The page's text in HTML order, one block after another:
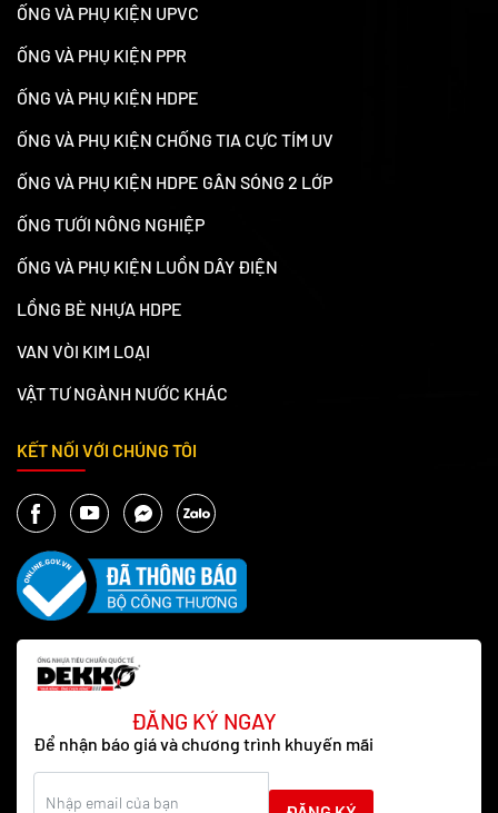
ỐNG VÀ PHỤ KIỆN UPVC
ỐNG VÀ PHỤ KIỆN PPR
ỐNG VÀ PHỤ KIỆN HDPE
ỐNG VÀ PHỤ KIỆN CHỐNG TIA CỰC TÍM UV
ỐNG VÀ PHỤ KIỆN HDPE GÂN SÓNG 2 LỚP
ỐNG TƯỚI NÔNG NGHIỆP
ỐNG VÀ PHỤ KIỆN LUỒN DÂY ĐIỆN
LỒNG BÈ NHỰA HDPE
VAN VÒI KIM LOẠI
VẬT TƯ NGÀNH NƯỚC KHÁC
KẾT NỐI VỚI CHÚNG TÔI
ĐĂNG KÝ NGAY
Để nhận báo giá và chương trình khuyến mãi